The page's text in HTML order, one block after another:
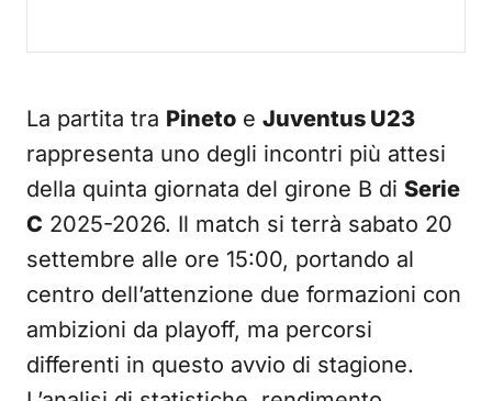
La partita tra Pineto e Juventus U23
rappresenta uno degli incontri più attesi
della quinta giornata del girone B di Serie
C 2025-2026. Il match si terrà sabato 20
settembre alle ore 15:00, portando al
centro dell’attenzione due formazioni con
ambizioni da playoff, ma percorsi
differenti in questo avvio di stagione.